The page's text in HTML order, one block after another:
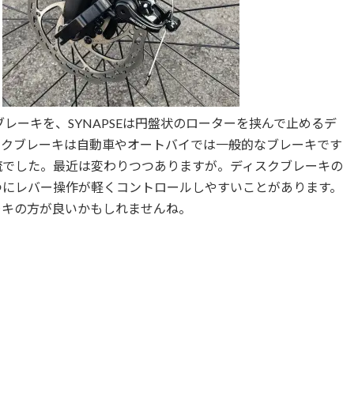
ーキを、SYNAPSEは円盤状のローターを挟んで止めるデ
ブレーキは自動車やオートバイでは一般的なブレーキです
した。最近は変わりつつありますが。ディスクブレーキの
レバー操作が軽くコントロールしやすいことがあります。
の方が良いかもしれませんね。